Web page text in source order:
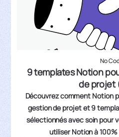
No
9 templates Notion
de projet
Découvrez comment Notion
gestion de projet et 9
sélectionnés avec soin pour
utiliser Notion à